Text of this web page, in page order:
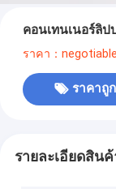
คอนเทนเนอร์ลิป
ราคา：negotiable
ราคาถู
รายละเอียดสินค้